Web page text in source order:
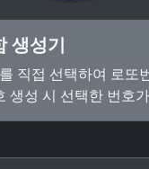
생성기
직접 선택하여 로또
생성 시 선택한 번호